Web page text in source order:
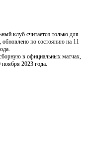
клуб считается только для
по состоянию на 11
.
в официальных матчах,
ноября 2023 года.